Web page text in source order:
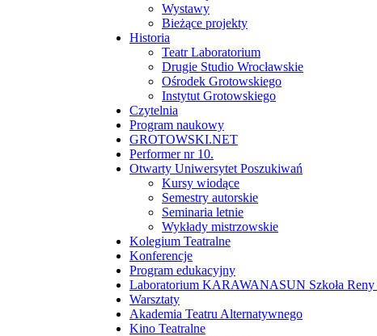
Wystawy
Bieżące projekty
Historia
Teatr Laboratorium
Drugie Studio Wrocławskie
Ośrodek Grotowskiego
Instytut Grotowskiego
Czytelnia
Program naukowy
GROTOWSKI.NET
Performer nr 10.
Otwarty Uniwersytet Poszukiwań
Kursy wiodące
Semestry autorskie
Seminaria letnie
Wykłady mistrzowskie
Kolegium Teatralne
Konferencje
Program edukacyjny
Laboratorium KARAWANASUN Szkoła
Warsztaty
Akademia Teatru Alternatywnego
Kino Teatralne